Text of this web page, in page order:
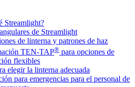
Streamlight?
de Streamlight
de linterna y patrones de haz
TEN-TAP® para opciones de
flexibles
elegir la linterna adecuada
para emergencias para el personal de